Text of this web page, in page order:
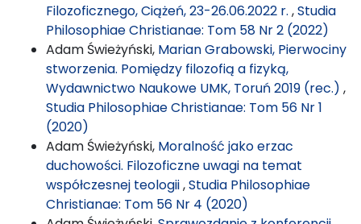
Filozoficznego, Ciążeń, 23-26.06.2022 r. ,Studia
Philosophiae Christianae: Tom 58 Nr 2 (2022)
Adam Świeżyński, Marian Grabowski, Pierwociny
stworzenia. Pomiędzy filozofią a fizyką,
Wydawnictwo Naukowe UMK, Toruń 2019 (rec.) ,
Studia Philosophiae Christianae: Tom 56 Nr 1
(2020)
Adam Świeżyński, Moralność jako erzac
duchowości. Filozoficzne uwagi na temat
współczesnej teologii,Studia Philosophiae
Christianae: Tom 56 Nr 4 (2020)